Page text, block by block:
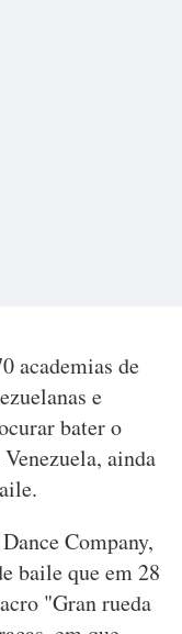
academias de
e
bater o
ainda
Company,
baile que em 28
"Gran rueda